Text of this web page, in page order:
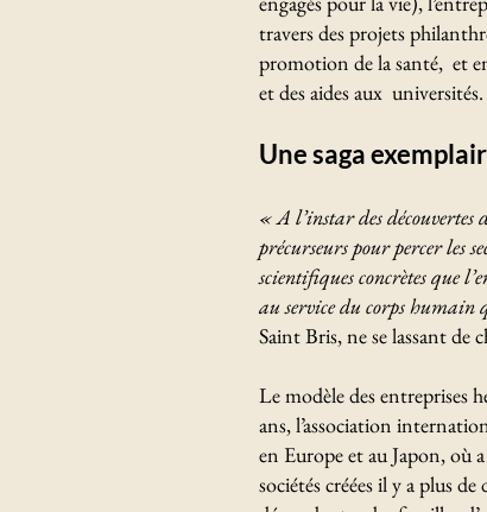
travers des projets
promotion de la santé, et
et des aides aux universités.
Une saga
« A l’instar des
précurseurs pour percer les
scientifiques concrètes que
au service du corps humain
Saint Bris, ne se lassant de
Le modèle des entreprises
ans, l’association
en Europe et au Japon, où
sociétés créées il y a plus